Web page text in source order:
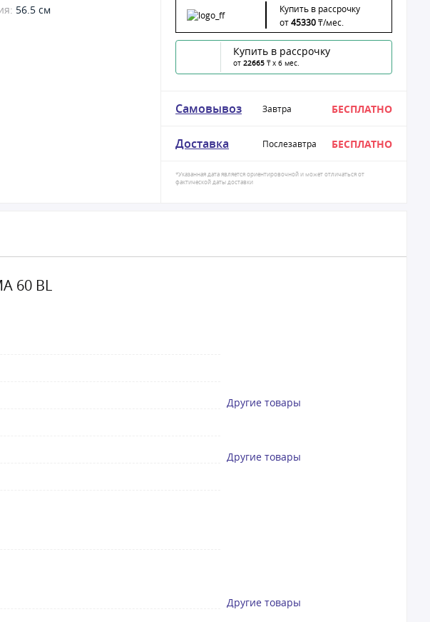
56.5 см
Купить в рассрочку
от45330₸/мес.
Купить в рассрочку
от 22665 ₸ x 6 мес.
Самовывоз Завтра БЕСПЛАТНО
Доставка Послезавтра БЕСПЛАТНО
*Указанная дата является ориентировочной и может отличаться от
фактической даты доставки
60 BL
Другие товары
Другие товары
Другие товары